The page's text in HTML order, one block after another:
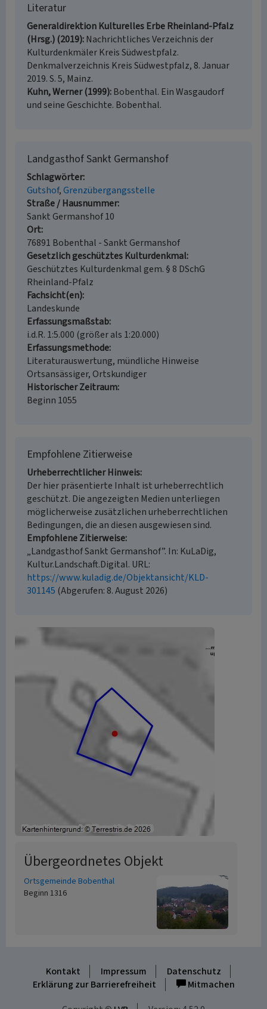
Literatur
Generaldirektion Kulturelles Erbe Rheinland-Pfalz
(Hrsg.) (2019) Nachrichtliches Verzeichnis der
Kulturdenkmäler Kreis Südwestpfalz.
Denkmalverzeichnis Kreis Südwestpfalz, 8. Januar
2019. S. 5, Mainz.
Kuhn, Werner (1999) Bobenthal. Ein Wasgaudorf
und seine Geschichte. Bobenthal.
Landgasthof Sankt Germanshof
Schlagwörter
Gutshof Grenzübergangsstelle
Straße / Hausnummer
Sankt Germanshof 10
Ort
76891 Bobenthal - Sankt Germanshof
Gesetzlich geschütztes Kulturdenkmal
Geschütztes Kulturdenkmal gem. § 8 DSchG
Rheinland-Pfalz
Fachsicht(en)
Landeskunde
Erfassungsmaßstab
i.d.R. 1:5.000 (größer als 1:20.000)
Erfassungsmethode
Literaturauswertung, mündliche Hinweise
Ortsansässiger, Ortskundiger
Historischer Zeitraum
Beginn 1055
Empfohlene Zitierweise
Urheberrechtlicher Hinweis
Der hier präsentierte Inhalt ist urheberrechtlich
geschützt. Die angezeigten Medien unterliegen
möglicherweise zusätzlichen urheberrechtlichen
Bedingungen, die an diesen ausgewiesen sind.
Empfohlene Zitierweise
„Landgasthof Sankt Germanshof”. In: KuLaDig,
Kultur.Landschaft.Digital. URL:
https://www.kuladig.de/Objektansicht/KLD-
301145 (Abgerufen: 8. August 2026)
Übergeordnetes Objekt
Ortsgemeinde Bobenthal
Beginn 1316
Kontakt Impressum
Datenschutz
Erklärung zur Barrierefreiheit
Mitmachen